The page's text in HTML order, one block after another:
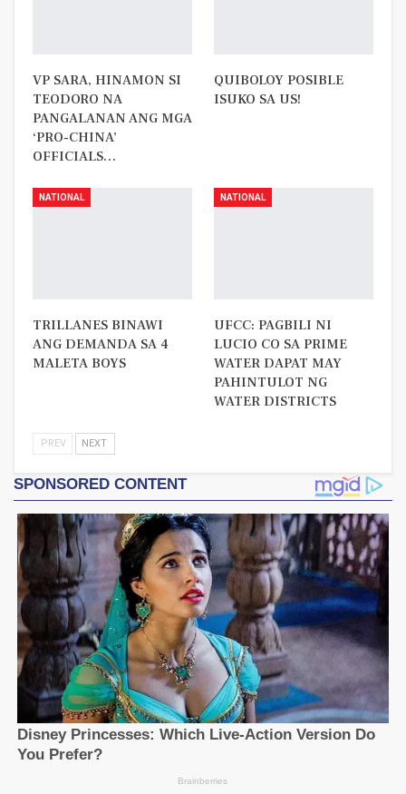
VP SARA, HINAMON SI
TEODORO NA
PANGALANAN ANG MGA
‘PRO-CHINA’
OFFICIALS…
QUIBOLOY POSIBLE
ISUKO SA US!
NATIONAL
TRILLANES BINAWI
ANG DEMANDA SA 4
MALETA BOYS
NATIONAL
UFCC: PAGBILI NI
LUCIO CO SA PRIME
WATER DAPAT MAY
PAHINTULOT NG
WATER DISTRICTS
PREV NEXT